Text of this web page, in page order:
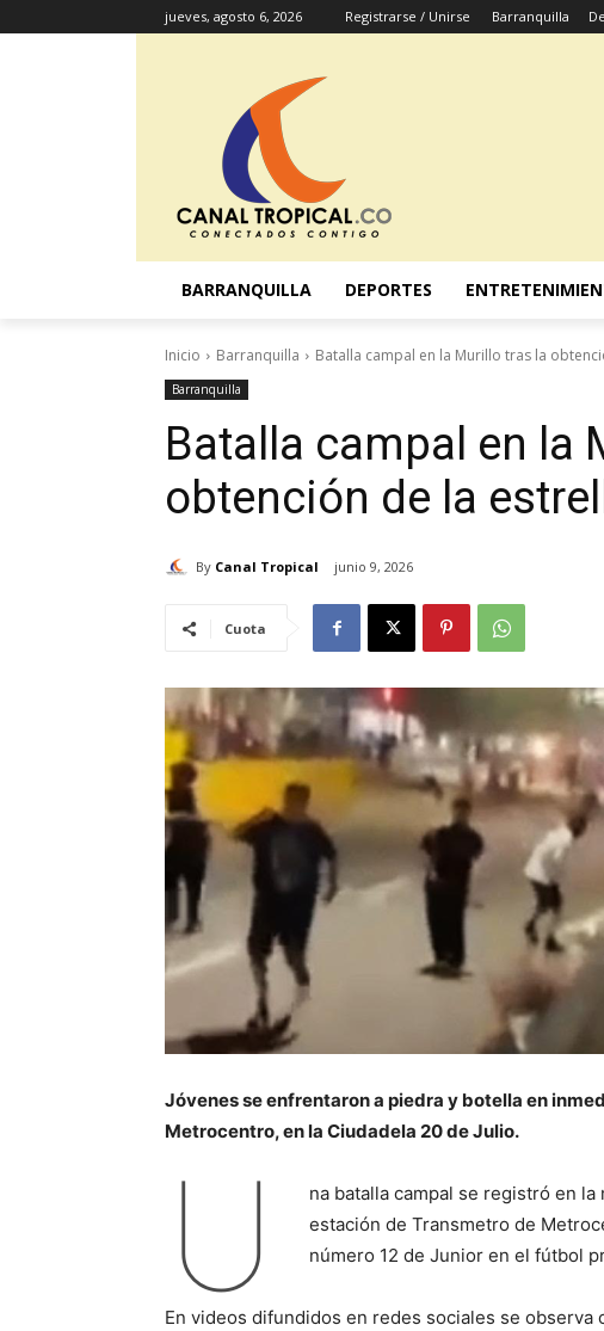
jueves, agosto 6, 2026 Registrarse / Unirse Barranquilla
BARRANQUILLA DEPORTES
Inicio Barranquilla Batalla campal en la Murillo tras la
Barranquilla
Batalla campal en la
obtención de la
By Canal Tropical junio 9, 2026
Cuota
Jóvenes se enfrentaron a piedra y botella en
Metrocentro, en la Ciudadela 20 de Julio.
U
na batalla campal se registró en
estación de Transmetro de
número 12 de Junior en el fútbol
En videos difundidos en redes sociales se